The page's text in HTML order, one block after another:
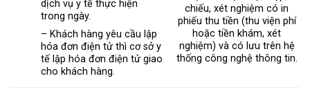
dịch vụ y tế thực hiện
trong ngày.
– Khách hàng yêu cầu lập
hóa đơn điện tử thì cơ sở y
tế lập hóa đơn điện tử giao
cho khách hàng.
chiếu, xét nghiệm có in
phiếu thu tiền (thu viện phí
hoặc tiền khám, xét
nghiệm) và có lưu trên hệ
thống công nghệ thông tin.